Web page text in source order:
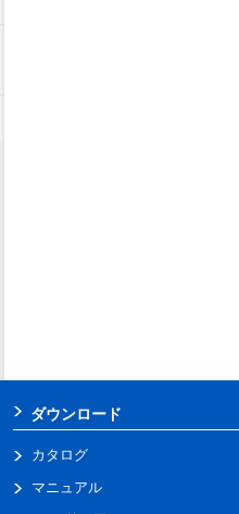
ダウンロード
カタログ
マニュアル